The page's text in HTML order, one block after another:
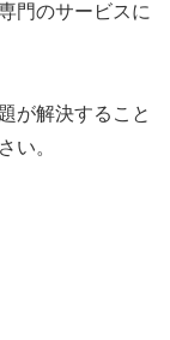
門のサービスに
が解決すること
い。